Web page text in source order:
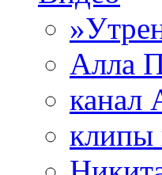
Алла
канал